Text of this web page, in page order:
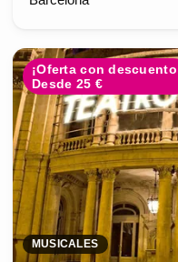
¡Oferta con
Desde 25 €
MUSICALES